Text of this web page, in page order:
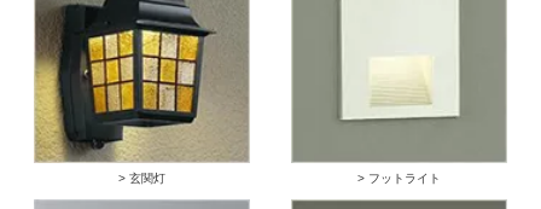
> 玄関灯 > フットライト